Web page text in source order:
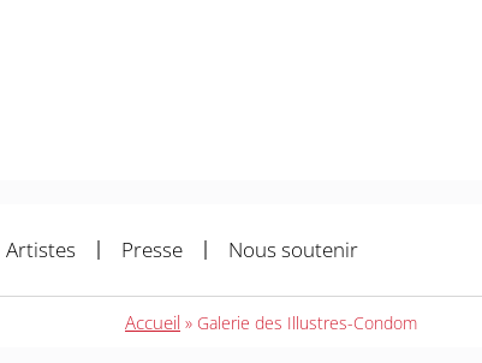
Artistes Presse Nous soutenir
Accueil » Galerie des Illustres-Condom